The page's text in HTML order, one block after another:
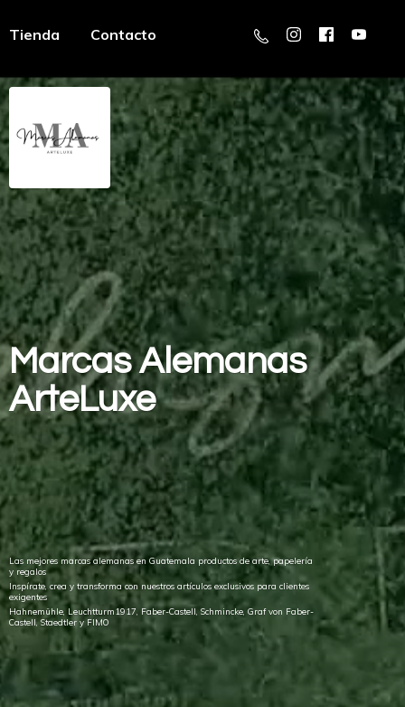
Tienda Contacto
MarcasAlemanas
ArteLuxe
Las mejores marcas alemanas en Guatemala productos de arte, papelería
y regalos
Inspírate, crea y transforma con nuestros artículos exclusivos para clientes
exigentes
Hahnemühle, Leuchtturm1917, Faber-Castell, Schmincke, Graf von Faber-
Castell, Staedtler y FIMO